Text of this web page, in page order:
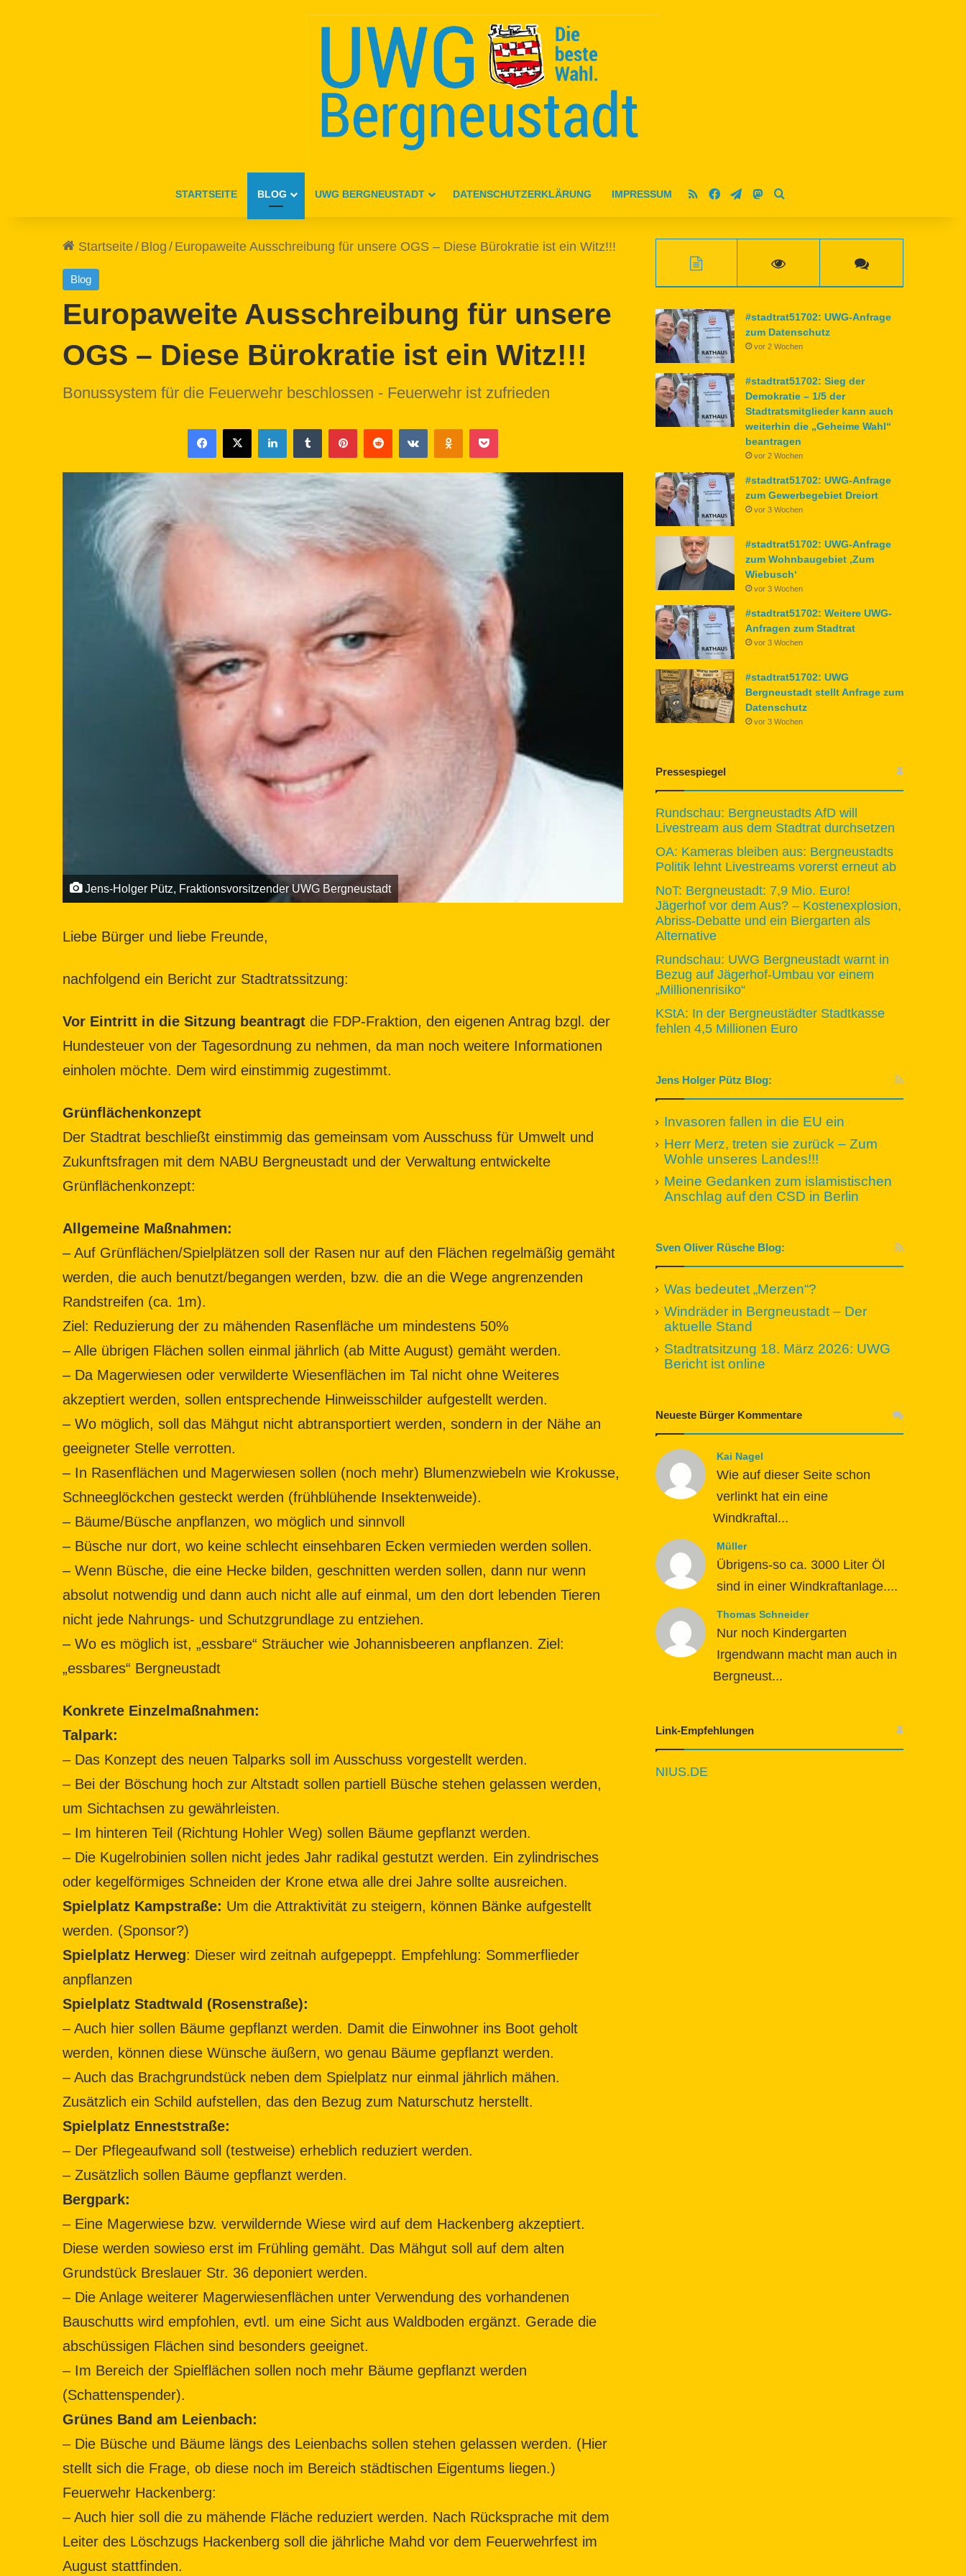
STARTSEITE BLOG UWG BERGNEUSTADT DATENSCHUTZERKLÄRUNG IMPRESSUM RSS FacebookTelegramMastodon
Startseite/ Blog / Europaweite Ausschreibung für unsere OGS – Diese Bürokratie ist ein Witz!!!
Blog
Europaweite Ausschreibung für unsere
OGS – Diese Bürokratie ist ein Witz!!!
Bonussystem für die Feuerwehr beschlossen - Feuerwehr ist zufrieden
X LinkedIn VKontakte
Jens-Holger Pütz, Fraktionsvorsitzender UWG Bergneustadt
Liebe Bürger und liebe Freunde,
nachfolgend ein Bericht zur Stadtratssitzung:
Vor Eintritt in die Sitzung beantragt die FDP-Fraktion, den eigenen Antrag bzgl. der
Hundesteuer von der Tagesordnung zu nehmen, da man noch weitere Informationen
einholen möchte. Dem wird einstimmig zugestimmt.
Grünflächenkonzept
Der Stadtrat beschließt einstimmig das gemeinsam vom Ausschuss für Umwelt und
Zukunftsfragen mit dem NABU Bergneustadt und der Verwaltung entwickelte
Grünflächenkonzept:
Allgemeine Maßnahmen:
– Auf Grünflächen/Spielplätzen soll der Rasen nur auf den Flächen regelmäßig gemäht
werden, die auch benutzt/begangen werden, bzw. die an die Wege angrenzenden
Randstreifen (ca. 1m).
Ziel: Reduzierung der zu mähenden Rasenfläche um mindestens 50%
– Alle übrigen Flächen sollen einmal jährlich (ab Mitte August) gemäht werden.
– Da Magerwiesen oder verwilderte Wiesenflächen im Tal nicht ohne Weiteres
akzeptiert werden, sollen entsprechende Hinweisschilder aufgestellt werden.
– Wo möglich, soll das Mähgut nicht abtransportiert werden, sondern in der Nähe an
geeigneter Stelle verrotten.
– In Rasenflächen und Magerwiesen sollen (noch mehr) Blumenzwiebeln wie Krokusse,
Schneeglöckchen gesteckt werden (frühblühende Insektenweide).
– Bäume/Büsche anpflanzen, wo möglich und sinnvoll
– Büsche nur dort, wo keine schlecht einsehbaren Ecken vermieden werden sollen.
– Wenn Büsche, die eine Hecke bilden, geschnitten werden sollen, dann nur wenn
absolut notwendig und dann auch nicht alle auf einmal, um den dort lebenden Tieren
nicht jede Nahrungs- und Schutzgrundlage zu entziehen.
– Wo es möglich ist, „essbare“ Sträucher wie Johannisbeeren anpflanzen. Ziel:
„essbares“ Bergneustadt
Konkrete Einzelmaßnahmen:
Talpark:
– Das Konzept des neuen Talparks soll im Ausschuss vorgestellt werden.
– Bei der Böschung hoch zur Altstadt sollen partiell Büsche stehen gelassen werden,
um Sichtachsen zu gewährleisten.
– Im hinteren Teil (Richtung Hohler Weg) sollen Bäume gepflanzt werden.
– Die Kugelrobinien sollen nicht jedes Jahr radikal gestutzt werden. Ein zylindrisches
oder kegelförmiges Schneiden der Krone etwa alle drei Jahre sollte ausreichen.
Spielplatz Kampstraße: Um die Attraktivität zu steigern, können Bänke aufgestellt
werden. (Sponsor?)
Spielplatz Herweg: Dieser wird zeitnah aufgepeppt. Empfehlung: Sommerflieder
anpflanzen
Spielplatz Stadtwald (Rosenstraße):
– Auch hier sollen Bäume gepflanzt werden. Damit die Einwohner ins Boot geholt
werden, können diese Wünsche äußern, wo genau Bäume gepflanzt werden.
– Auch das Brachgrundstück neben dem Spielplatz nur einmal jährlich mähen.
Zusätzlich ein Schild aufstellen, das den Bezug zum Naturschutz herstellt.
Spielplatz Enneststraße:
– Der Pflegeaufwand soll (testweise) erheblich reduziert werden.
– Zusätzlich sollen Bäume gepflanzt werden.
Bergpark:
– Eine Magerwiese bzw. verwildernde Wiese wird auf dem Hackenberg akzeptiert.
Diese werden sowieso erst im Frühling gemäht. Das Mähgut soll auf dem alten
Grundstück Breslauer Str. 36 deponiert werden.
– Die Anlage weiterer Magerwiesenflächen unter Verwendung des vorhandenen
Bauschutts wird empfohlen, evtl. um eine Sicht aus Waldboden ergänzt. Gerade die
abschüssigen Flächen sind besonders geeignet.
– Im Bereich der Spielflächen sollen noch mehr Bäume gepflanzt werden
(Schattenspender).
Grünes Band am Leienbach:
– Die Büsche und Bäume längs des Leienbachs sollen stehen gelassen werden. (Hier
stellt sich die Frage, ob diese noch im Bereich städtischen Eigentums liegen.)
Feuerwehr Hackenberg:
– Auch hier soll die zu mähende Fläche reduziert werden. Nach Rücksprache mit dem
Leiter des Löschzugs Hackenberg soll die jährliche Mahd vor dem Feuerwehrfest im
August stattfinden.
#stadtrat51702: UWG-Anfrage
zum Datenschutz
vor 2 Wochen
#stadtrat51702: Sieg der
Demokratie – 1/5 der
Stadtratsmitglieder kann auch
weiterhin die „Geheime Wahl“
beantragen
vor 2 Wochen
#stadtrat51702: UWG-Anfrage
zum Gewerbegebiet Dreiort
vor 3 Wochen
#stadtrat51702: UWG-Anfrage
zum Wohnbaugebiet ‚Zum
Wiebusch‘
vor 3 Wochen
#stadtrat51702: Weitere UWG-
Anfragen zum Stadtrat
vor 3 Wochen
#stadtrat51702: UWG
Bergneustadt stellt Anfrage zum
Datenschutz
vor 3 Wochen
Pressespiegel
Rundschau: Bergneustadts AfD will
Livestream aus dem Stadtrat durchsetzen
OA: Kameras bleiben aus: Bergneustadts
Politik lehnt Livestreams vorerst erneut ab
NoT: Bergneustadt: 7,9 Mio. Euro!
Jägerhof vor dem Aus? – Kostenexplosion,
Abriss-Debatte und ein Biergarten als
Alternative
Rundschau: UWG Bergneustadt warnt in
Bezug auf Jägerhof-Umbau vor einem
„Millionenrisiko“
KStA: In der Bergneustädter Stadtkasse
fehlen 4,5 Millionen Euro
Jens Holger Pütz Blog:
Invasoren fallen in die EU ein
Herr Merz, treten sie zurück – Zum
Wohle unseres Landes!!!
Meine Gedanken zum islamistischen
Anschlag auf den CSD in Berlin
Sven Oliver Rüsche Blog:
Was bedeutet „Merzen“?
Windräder in Bergneustadt – Der
aktuelle Stand
Stadtratsitzung 18. März 2026: UWG
Bericht ist online
Neueste Bürger Kommentare
Kai Nagel
Wie auf dieser Seite schon
verlinkt hat ein eine
Windkraftal...
Müller
Übrigens-so ca. 3000 Liter Öl
sind in einer Windkraftanlage....
Thomas Schneider
Nur noch Kindergarten
Irgendwann macht man auch in
Bergneust...
Link-Empfehlungen
NIUS.DE